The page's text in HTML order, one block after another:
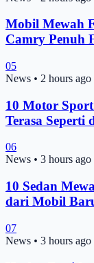
Mobil Mewah
Camry Penuh
05
News • 2 hours ago
10 Motor
Terasa Seperti
06
News • 3 hours ago
10 Sedan
dari Mobil
07
News • 3 hours ago